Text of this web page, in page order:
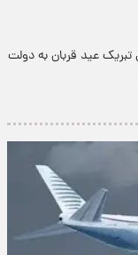
عید قربان به دولت